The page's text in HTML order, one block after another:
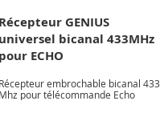
Récepteur GENIUS
universel bicanal 433MHz
pour ECHO
Récepteur embrochable bicanal 433
Mhz pour télécommande Echo